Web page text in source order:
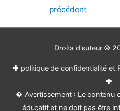
précédent
Droits d'auteur ©
✚ politique de confidentialité et
✚
� Avertissement : Le contenu
éducatif et ne doit pas être